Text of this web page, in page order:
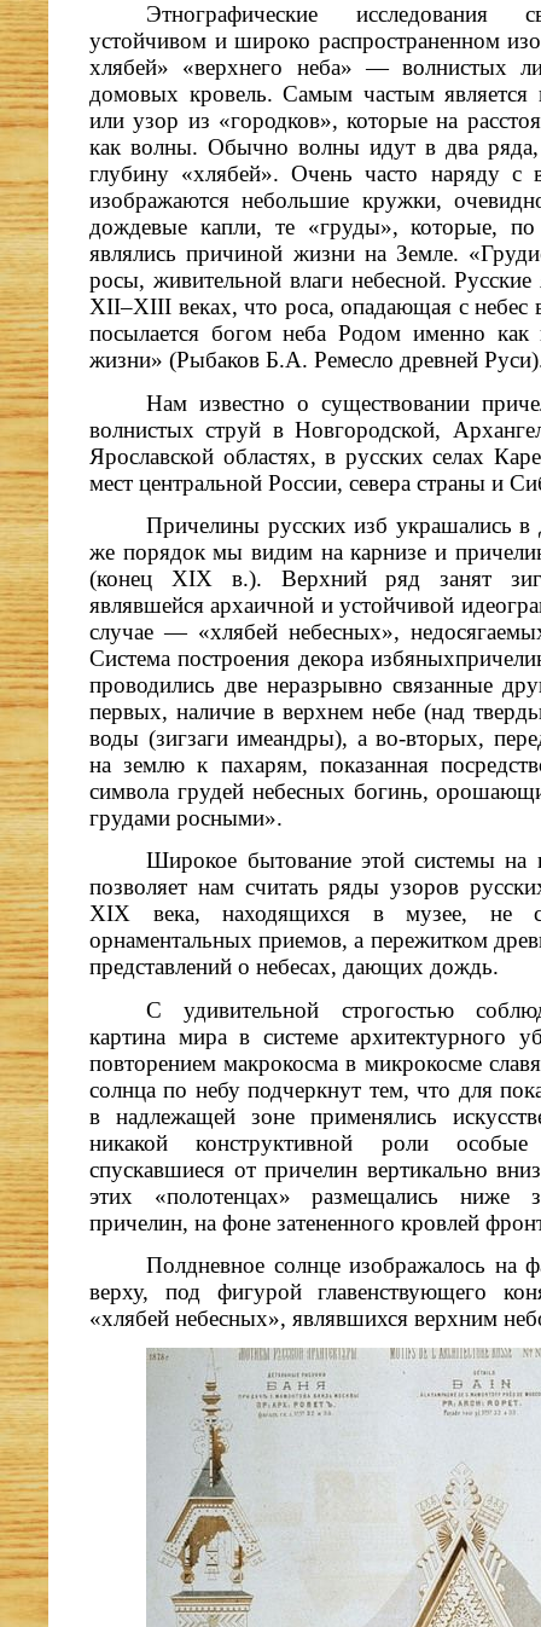
Этнографические исследования
устойчивом и широко распространенном
хлябей» «верхнего неба» — волнистых
домовых кровель. Самым частым является
или узор из «городков», которые на
как волны. Обычно волны идут в два
глубину «хлябей». Очень часто наряду с
изображаются небольшие кружки,
дождевые капли, те «груды», которые,
являлись причиной жизни на Земле.
росы, живительной влаги небесной.
XII–XIII веках, что роса, опадающая с небес
посылается богом неба Родом именно как
жизни» (Рыбаков Б.А. Ремесло древней
Нам известно о существовании
волнистых струй в Новгородской,
Ярославской областях, в русских селах
мест центральной России, севера страны и
Причелины русских изб украшались в
же порядок мы видим на карнизе и
(конец XIX в.). Верхний ряд занят
являвшейся архаичной и устойчивой
случае — «хлябей небесных»,
Система построения декора
проводились две неразрывно связанные
первых, наличие в верхнем небе (над
воды (зигзаги имеандры), а во-вторых,
на землю к пахарям, показанная
символа грудей небесных богинь,
грудами росными».
Широкое бытование этой системы на
позволяет нам считать ряды узоров
XIX века, находящихся в музее, не
орнаментальных приемов, а пережитком
представлений о небесах, дающих дождь.
С удивительной строгостью
картина мира в системе архитектурного
повторением макрокосма в микрокосме
солнца по небу подчеркнут тем, что для
в надлежащей зоне применялись
никакой конструктивной роли особые
спускавшиеся от причелин вертикально
этих «полотенцах» размещались ниже
причелин, на фоне затененного кровлей
Полдневное солнце изображалось на
верху, под фигурой главенствующего
«хлябей небесных», являвшихся верхним